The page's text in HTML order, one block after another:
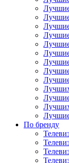
По бренду